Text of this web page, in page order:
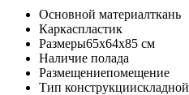
Основной материалткань
Каркаспластик
Размеры65x64x85 cм
Наличие полада
Размещениепомещение
Тип конструкциискладной